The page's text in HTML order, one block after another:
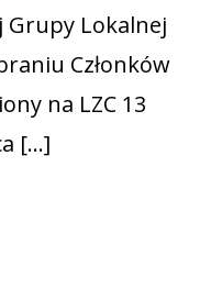
Grupy Lokalnej
Członków
na LZC 13
[…]